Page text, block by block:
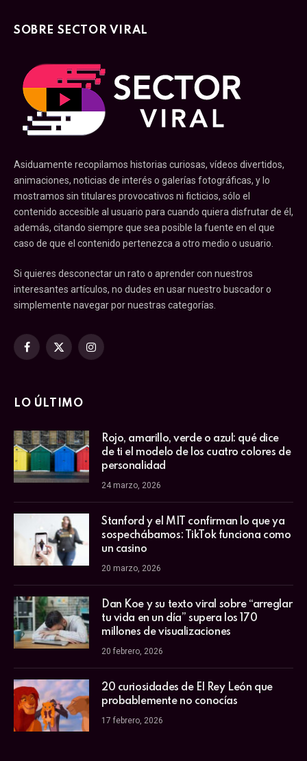
SOBRE SECTOR VIRAL
Asiduamente recopilamos historias curiosas, vídeos divertidos,
animaciones, noticias de interés o galerías fotográficas, y lo
mostramos sin titulares provocativos ni ficticios, sólo el
contenido accesible al usuario para cuando quiera disfrutar de él,
además, citando siempre que sea posible la fuente en el que
caso de que el contenido pertenezca a otro medio o usuario.
Si quieres desconectar un rato o aprender con nuestros
interesantes artículos, no dudes en usar nuestro buscador o
simplemente navegar por nuestras categorías.
Facebook
X
Instagram
LO ÚLTIMO
Rojo, amarillo, verde o azul: qué dice
de ti el modelo de los cuatro colores de
personalidad
24 marzo, 2026
Stanford y el MIT confirman lo que ya
sospechábamos: TikTok funciona como
un casino
20 marzo, 2026
Dan Koe y su texto viral sobre “arreglar
tu vida en un día” supera los 170
millones de visualizaciones
20 febrero, 2026
20 curiosidades de El Rey León que
probablemente no conocías
17 febrero, 2026